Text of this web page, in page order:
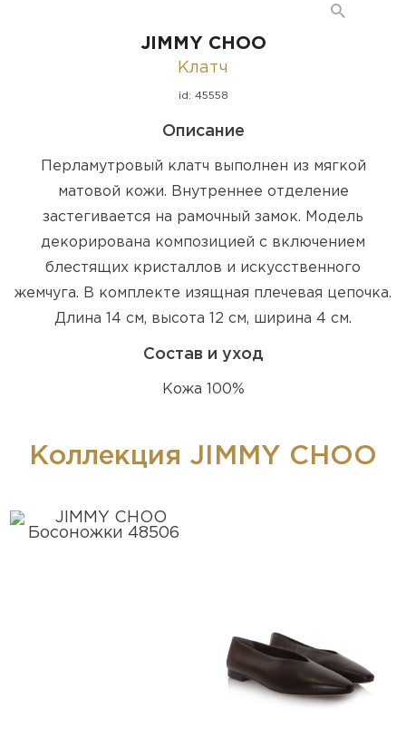
JIMMY CHOO
Клатч
id: 45558
Описание
Перламутровый клатч выполнен из мягкой
матовой кожи. Внутреннее отделение
застегивается на рамочный замок. Модель
декорирована композицией с включением
блестящих кристаллов и искусственного
жемчуга. В комплекте изящная плечевая цепочка.
Длина 14 см, высота 12 см, ширина 4 см.
Состав и уход
Кожа 100%
Коллекция JIMMY CHOO